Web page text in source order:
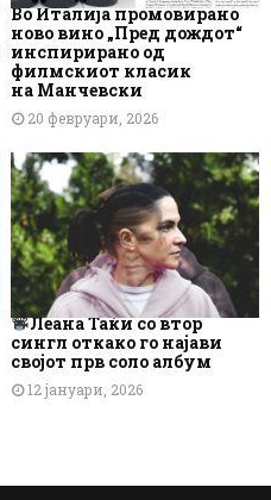
Во Италија промовирано
ново вино „Пред дождот“
инспирирано од
филмскиот класик
на Манчевски
20 февруари, 2026
Леана Таќи со втор
сингл откако го најави
својот прв соло албум
12 јануари, 2026